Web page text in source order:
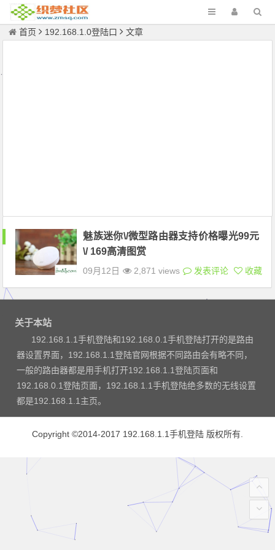
首页 192.168.1.0登陆口 文章
魅族迷你\/微型路由器支持价格曝光99元
\/ 169高清图赏
09月12日 2,871 views 发表评论 收藏
关于本站
192.168.1.1手机登陆和192.168.0.1手机登陆打开的是路由
器设置界面，192.168.1.1登陆官网根据不同路由会有略不同，
一般的路由器都是用手机打开192.168.1.1登陆页面和
192.168.0.1登陆页面，192.168.1.1手机登陆绝多数的无线设置
都是192.168.1.1主页。
Copyright ©2014-2017 192.168.1.1手机登陆 版权所有.